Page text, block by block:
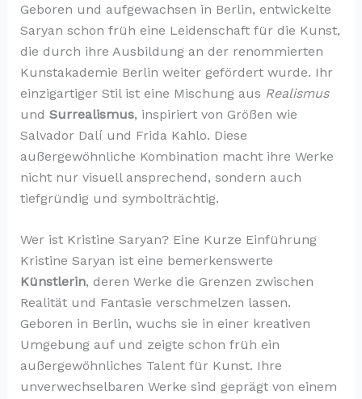
Geboren und aufgewachsen in Berlin, entwickelte
Saryan schon früh eine Leidenschaft für die Kunst,
die durch ihre Ausbildung an der renommierten
Kunstakademie Berlin weiter gefördert wurde. Ihr
einzigartiger Stil ist eine Mischung aus Realismus
und Surrealismus, inspiriert von Größen wie
Salvador Dalí und Frida Kahlo. Diese
außergewöhnliche Kombination macht ihre Werke
nicht nur visuell ansprechend, sondern auch
tiefgründig und symbolträchtig.
Wer ist Kristine Saryan? Eine Kurze Einführung
Kristine Saryan ist eine bemerkenswerte
Künstlerin, deren Werke die Grenzen zwischen
Realität und Fantasie verschmelzen lassen.
Geboren in Berlin, wuchs sie in einer kreativen
Umgebung auf und zeigte schon früh ein
außergewöhnliches Talent für Kunst. Ihre
unverwechselbaren Werke sind geprägt von einem